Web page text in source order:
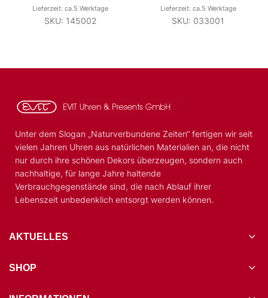
Lieferzeit: ca.5 Werktage
SKU: 145002
Lieferzeit: ca.5 Werktage
SKU: 033001
Unter dem Slogan „Naturverbundene Zeiten“ fertigen wir seit
vielen Jahren Uhren aus natürlichen Materialien an, die nicht
nur durch ihre schönen Dekors überzeugen, sondern auch
nachhaltige, für lange Jahre haltende
Verbrauchgegenstände sind, die nach Ablauf ihrer
Lebenszeit unbedenklich entsorgt werden können.
AKTUELLES
SHOP